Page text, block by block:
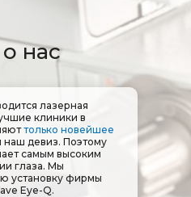
нас
лазерная
клиники в
только новейшее
наш девиз. Поэтому
самым высоким
глаза. Мы
установку фирмы
Eye-Q.